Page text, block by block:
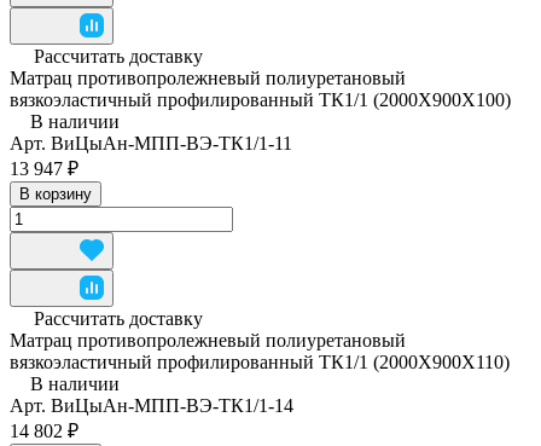
Рассчитать доставку
Матрац противопролежневый полиуретановый
вязкоэластичный профилированный ТК1/1 (2000Х900Х100)
В наличии
Арт. ВиЦыАн-МПП-ВЭ-ТК1/1-11
13 947 ₽
В корзину
Рассчитать доставку
Матрац противопролежневый полиуретановый
вязкоэластичный профилированный ТК1/1 (2000Х900Х110)
В наличии
Арт. ВиЦыАн-МПП-ВЭ-ТК1/1-14
14 802 ₽